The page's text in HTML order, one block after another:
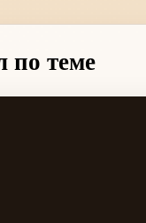
по теме